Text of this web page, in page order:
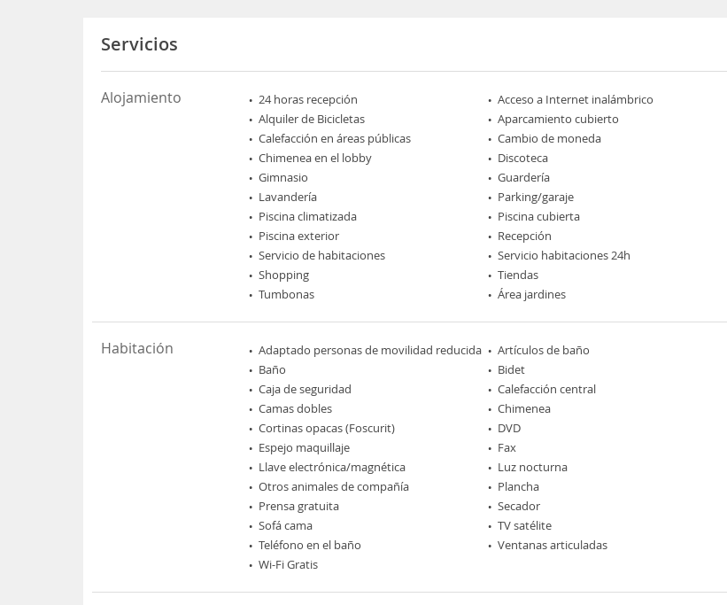
Servicios
Alojamiento 24 horas recepción Acceso a Internet inalámbrico
Alquiler de Bicicletas
Aparcamiento cubierto
Calefacción en áreas públicas
Cambio de moneda
Chimenea en el lobby
Discoteca
Gimnasio
Guardería
Lavandería
Parking/garaje
Piscina climatizada
Piscina cubierta
Piscina exterior
Recepción
Servicio de habitaciones
Servicio habitaciones 24h
Shopping
Tiendas
Tumbonas
Área jardines
Habitación Adaptado personas de movilidad reducida Artículos de baño
Baño
Bidet
Caja de seguridad
Calefacción central
Camas dobles
Chimenea
Cortinas opacas (Foscurit)
DVD
Espejo maquillaje
Fax
Llave electrónica/magnética
Luz nocturna
Otros animales de compañía
Plancha
Prensa gratuita
Secador
Sofá cama
TV satélite
Teléfono en el baño
Ventanas articuladas
Wi-Fi Gratis